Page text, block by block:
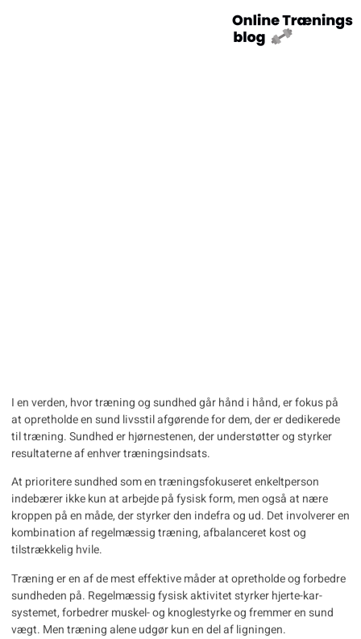
I en verden, hvor træning og sundhed går hånd i hånd, er fokus på
at opretholde en sund livsstil afgørende for dem, der er dedikerede
til træning.Sundheder hjørnestenen, der understøtter og styrker
resultaterne af enhver træningsindsats.
At prioritere sundhed som en træningsfokuseret enkeltperson
indebærer ikke kun at arbejde på fysisk form, men også at nære
kroppen på en måde, der styrker den indefra og ud. Det involverer en
kombination af regelmæssig træning, afbalanceret kost og
tilstrækkelig hvile.
Træning er en af de mest effektive måder at opretholde og forbedre
sundheden på. Regelmæssig fysisk aktivitet styrker hjerte-kar-
systemet, forbedrer muskel- og knoglestyrke og fremmer en sund
vægt. Men træning alene udgør kun en del af ligningen.